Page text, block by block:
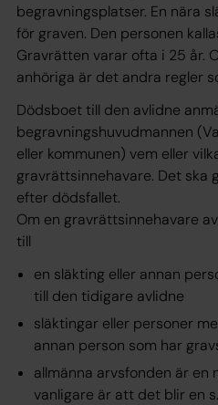
begravningsplatser. En nära
för graven. Den personen
Gravrätten varar ofta i 25 år.
anhöriga är det andra regler
Dödsboet till den avlidne
begravningshuvudmannen
eller kommunen) vem eller
gravrättsinnehavare. Det ska
efter dödsfallet.
Om en gravrättsinnehavare
till
en släkting eller annan
till den tidigare avlidne
släktingar eller personer
annan person som har
allmänna arvsfonden är en
vanligare är att det blir en